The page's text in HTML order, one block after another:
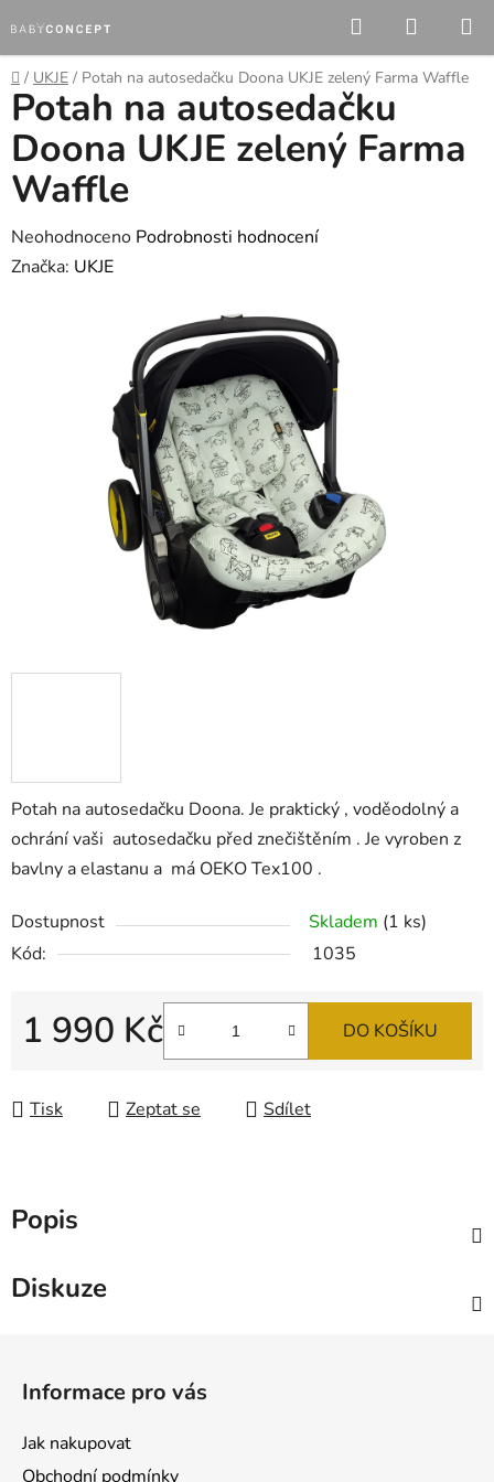
na
obsah
Hledat
KOŠÍK
Domů
/ UKJE / Potah na autosedačku Doona UKJE zelený Farma Waffle
Potah na autosedačku Doona. Je praktický , voděodolný a
ochrání vaši autosedačku před znečištěním . Je vyroben z
bavlny a elastanu a má OEKO Tex100 .
Dostupnost Skladem (1 ks)
Kód:
1035
1 990 Kč DO KOŠÍKU
Tisk Zeptat se Sdílet
Potah na autosedačku
Doona UKJE zelený Farma
Waffle
Průměrné
hodnocení
Neohodnoceno Podrobnosti hodnocení
Značka: UKJE
Popis
Diskuze
Informace pro vás
Jak nakupovat
Obchodní podmínky